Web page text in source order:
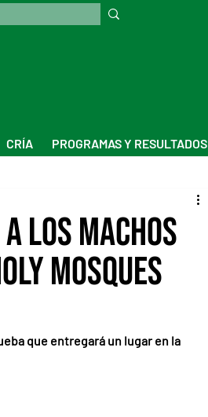
CRÍA PROGRAMAS Y RESULTADOS
los machos
Mosques
que entregará un lugar en la